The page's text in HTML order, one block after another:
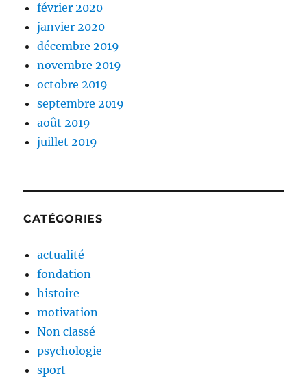
février 2020
janvier 2020
décembre 2019
novembre 2019
octobre 2019
septembre 2019
août 2019
juillet 2019
CATÉGORIES
actualité
fondation
histoire
motivation
Non classé
psychologie
sport